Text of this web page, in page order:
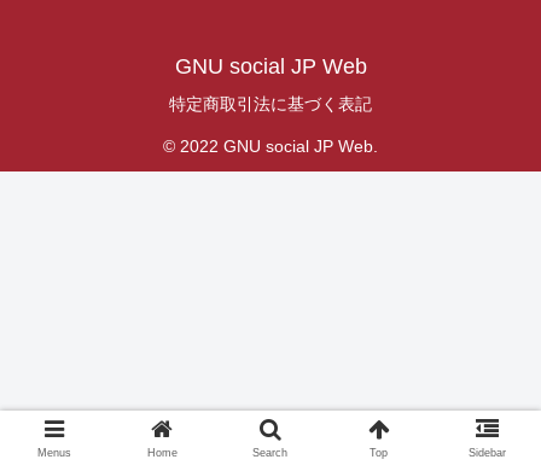
GNU social JP Web
特定商取引法に基づく表記
© 2022 GNU social JP Web.
Menus Home Search Top Sidebar